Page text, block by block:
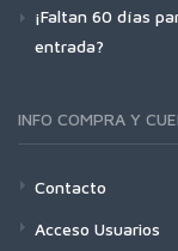
¡Faltan 60 días
entrada?
INFO COMPRA Y
Contacto
Acceso Usuarios